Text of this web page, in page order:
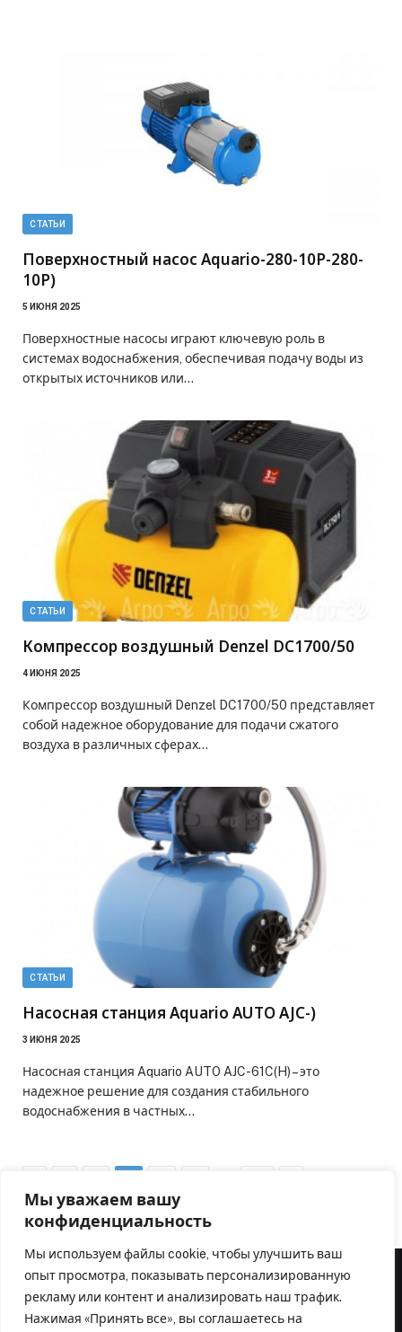
Мы уважаем вашу
конфиденциальность
Мы используем файлы cookie, чтобы улучшить ваш
опыт просмотра, показывать персонализированную
рекламу или контент и анализировать наш трафик.
Нажимая «Принять все», вы соглашаетесь на
СТАТЬИ
Поверхностный насос Aquario-280-10P-280-
10P)
5 ИЮНЯ 2025
Поверхностные насосы играют ключевую роль в
системах водоснабжения, обеспечивая подачу воды из
открытых источников или…
СТАТЬИ
Компрессор воздушный Denzel DC1700/50
4 ИЮНЯ 2025
Компрессор воздушный Denzel DC1700/50 представляет
собой надежное оборудование для подачи сжатого
воздуха в различных сферах…
СТАТЬИ
Насосная станция Aquario AUTO AJC-)
3 ИЮНЯ 2025
Насосная станция Aquario AUTO AJC-61C(H) – это
надежное решение для создания стабильного
водоснабжения в частных…